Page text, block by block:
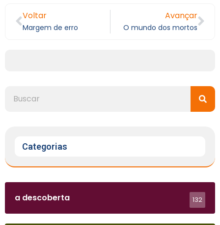
Voltar
Margem de erro
Avançar
O mundo dos mortos
Categorias
a descoberta 132